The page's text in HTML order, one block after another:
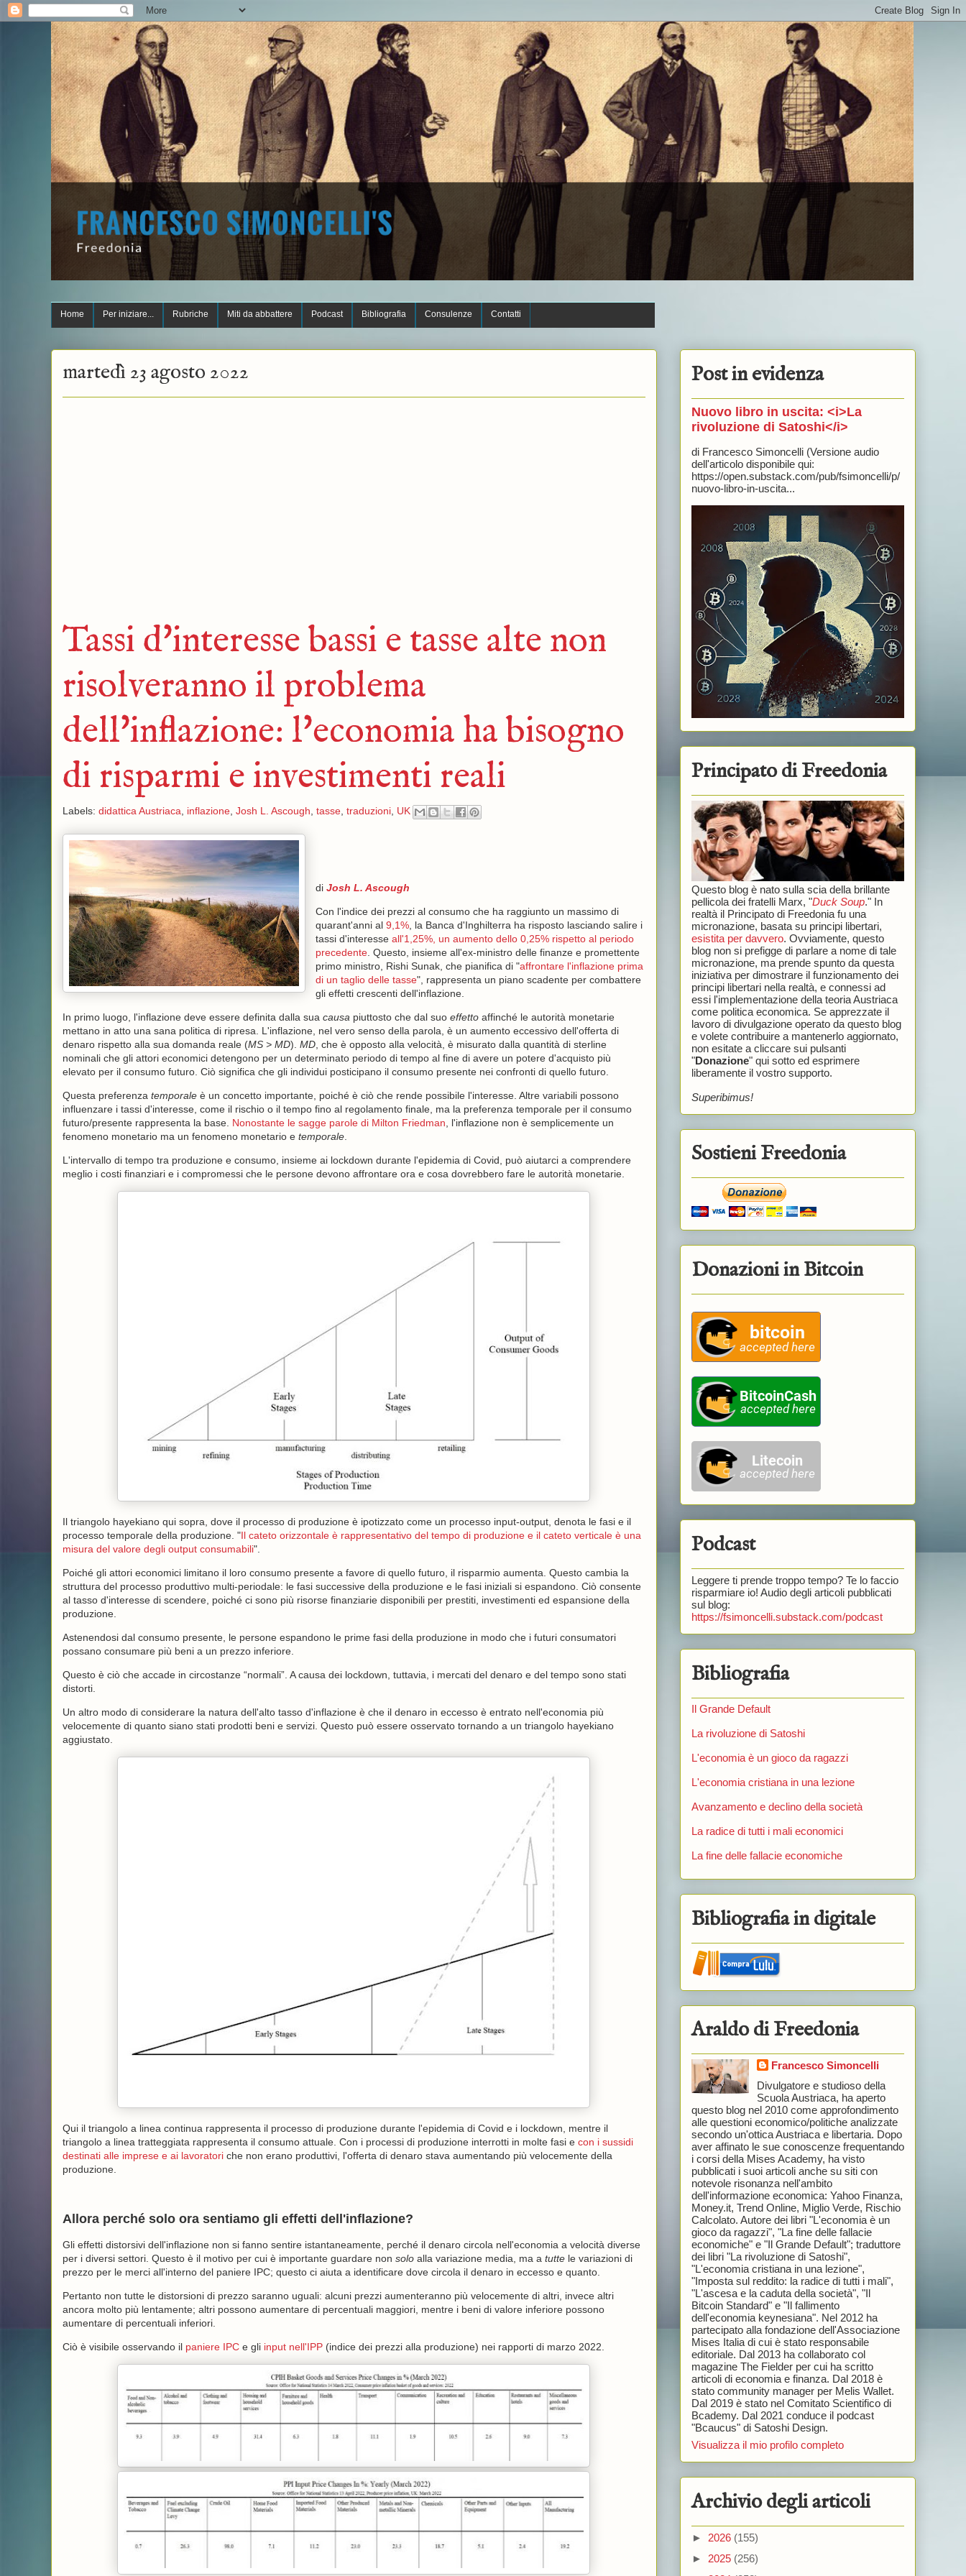
Home Per iniziare... Rubriche Miti da abbattere Podcast Bibliografia Consulenze Contatti
martedì 23 agosto 2022
Tassi d'interesse bassi e tasse alte non
risolveranno il problema
dell'inflazione: l'economia ha bisogno
di risparmi e investimenti reali
Labels: didattica Austriaca, inflazione, Josh L. Ascough, tasse, traduzioni, UK
di Josh L. Ascough
Con l'indice dei prezzi al consumo che ha raggiunto un massimo di
quarant'anni al 9,1%, la Banca d'Inghilterra ha risposto lasciando salire i
tassi d'interesse all'1,25%, un aumento dello 0,25% rispetto al periodo
precedente. Questo, insieme all'ex-ministro delle finanze e promettente
primo ministro, Rishi Sunak, che pianifica di "affrontare l'inflazione prima
di un taglio delle tasse", rappresenta un piano scadente per combattere
gli effetti crescenti dell'inflazione.
In primo luogo, l'inflazione deve essere definita dalla sua causa piuttosto che dal suo effettoaffinché le autorità monetarie
mettano in atto una sana politica di ripresa. L'inflazione, nel vero senso della parola, è un aumento eccessivo dell'offerta di
denaro rispetto alla sua domanda reale (MS > MD). MD, che è opposto alla velocità, è misurato dalla quantità di sterline
nominali che gli attori economici detengono per un determinato periodo di tempo al fine di avere un potere d'acquisto più
elevato per il consumo futuro. Ciò significa che gli individui posticipano il consumo presente nei confronti di quello futuro.
Questa preferenza temporaleè un concetto importante, poiché è ciò che rende possibile l'interesse. Altre variabili possono
influenzare i tassi d'interesse, come il rischio o il tempo fino al regolamento finale, ma la preferenza temporale per il consumo
futuro/presente rappresenta la base. Nonostante le sagge parole di Milton Friedman , l'inflazione non è semplicemente un
fenomeno monetario ma un fenomeno monetario e temporale.
L'intervallo di tempo tra produzione e consumo, insieme ai lockdown durante l'epidemia di Covid, può aiutarci a comprendere
meglio i costi finanziari e i compromessi che le persone devono affrontare ora e cosa dovrebbero fare le autorità monetarie.
Il triangolo hayekiano qui sopra, dove il processo di produzione è ipotizzato come un processo input-output, denota le fasi e il
processo temporale della produzione. "Il cateto orizzontale è rappresentativo del tempo di produzione e il cateto verticale è una
misura del valore degli output consumabili".
Poiché gli attori economici limitano il loro consumo presente a favore di quello futuro, il risparmio aumenta. Questo cambia la
struttura del processo produttivo multi-periodale: le fasi successive della produzione e le fasi iniziali si espandono. Ciò consente
al tasso d'interesse di scendere, poiché ci sono più risorse finanziarie disponibili per prestiti, investimenti ed espansione della
produzione.
Astenendosi dal consumo presente, le persone espandono le prime fasi della produzione in modo che i futuri consumatori
possano consumare più beni a un prezzo inferiore.
Questo è ciò che accade in circostanze “normali”. A causa dei lockdown, tuttavia, i mercati del denaro e del tempo sono stati
distorti.
Un altro modo di considerare la natura dell'alto tasso d'inflazione è che il denaro in eccesso è entrato nell'economia più
velocemente di quanto siano stati prodotti beni e servizi. Questo può essere osservato tornando a un triangolo hayekiano
aggiustato.
Qui il triangolo a linea continua rappresenta il processo di produzione durante l'epidemia di Covid e i lockdown, mentre il
triangolo a linea tratteggiata rappresenta il consumo attuale. Con i processi di produzione interrotti in molte fasi e con i sussidi
destinati alle imprese e ai lavoratoriche non erano produttivi, l'offerta di denaro stava aumentando più velocemente della
produzione.
Allora perché solo ora sentiamo gli effetti dell'inflazione?
Gli effetti distorsivi dell'inflazione non si fanno sentire istantaneamente, perché il denaro circola nell'economia a velocità diverse
per i diversi settori. Questo è il motivo per cui è importante guardare non soloalla variazione media, ma a tuttele variazioni di
prezzo per le merci all'interno del paniere IPC; questo ci aiuta a identificare dove circola il denaro in eccesso e quanto.
Pertanto non tutte le distorsioni di prezzo saranno uguali: alcuni prezzi aumenteranno più velocemente di altri, invece altri
ancora molto più lentamente; altri possono aumentare di percentuali maggiori, mentre i beni di valore inferiore possono
aumentare di percentuali inferiori.
Ciò è visibile osservando il paniere IPCe gli input nell'IPP(indice dei prezzi alla produzione) nei rapporti di marzo 2022.
Post in evidenza
Nuovo libro in uscita: <i>La
rivoluzione di Satoshi</i>
di Francesco Simoncelli (Versione audio
dell'articolo disponibile qui:
https://open.substack.com/pub/fsimoncelli/p/
nuovo-libro-in-uscita...
Principato di Freedonia
Questo blog è nato sulla scia della brillante
pellicola dei fratelli Marx, "Duck Soup." In
realtà il Principato di Freedonia fu una
micronazione, basata su principi libertari,
esistita per davvero. Ovviamente, questo
blog non si prefigge di parlare a nome di tale
micronazione, ma prende spunto da questa
iniziativa per dimostrare il funzionamento dei
principi libertari nella realtà, e connessi ad
essi l'implementazione della teoria Austriaca
come politica economica. Se apprezzate il
lavoro di divulgazione operato da questo blog
e volete contribuire a mantenerlo aggiornato,
non esitate a cliccare sui pulsanti
"Donazione" qui sotto ed esprimere
liberamente il vostro supporto.
Superibimus!
Sostieni Freedonia
Donazioni in Bitcoin
Podcast
Leggere ti prende troppo tempo? Te lo faccio
risparmiare io! Audio degli articoli pubblicati
sul blog:
https://fsimoncelli.substack.com/podcast
Bibliografia
Il Grande Default
La rivoluzione di Satoshi
L'economia è un gioco da ragazzi
L'economia cristiana in una lezione
Avanzamento e declino della società
La radice di tutti i mali economici
La fine delle fallacie economiche
Bibliografia in digitale
Araldo di Freedonia
Francesco Simoncelli
Divulgatore e studioso della
Scuola Austriaca, ha aperto
questo blog nel 2010 come approfondimento
alle questioni economico/politiche analizzate
secondo un'ottica Austriaca e libertaria. Dopo
aver affinato le sue conoscenze frequentando
i corsi della Mises Academy, ha visto
pubblicati i suoi articoli anche su siti con
notevole risonanza nell'ambito
dell'informazione economica: Yahoo Finanza,
Money.it, Trend Online, Miglio Verde, Rischio
Calcolato. Autore dei libri "L'economia è un
gioco da ragazzi", "La fine delle fallacie
economiche" e "Il Grande Default"; traduttore
dei libri "La rivoluzione di Satoshi",
"L'economia cristiana in una lezione",
"Imposta sul reddito: la radice di tutti i mali",
"L'ascesa e la caduta della società", "Il
Bitcoin Standard" e "Il fallimento
dell'economia keynesiana". Nel 2012 ha
partecipato alla fondazione dell'Associazione
Mises Italia di cui è stato responsabile
editoriale. Dal 2013 ha collaborato col
magazine The Fielder per cui ha scritto
articoli di economia e finanza. Dal 2018 è
stato community manager per Melis Wallet.
Dal 2019 è stato nel Comitato Scientifico di
Bcademy. Dal 2021 conduce il podcast
"Bcaucus" di Satoshi Design.
Visualizza il mio profilo completo
Archivio degli articoli
► 2026 (155)
► 2025 (256)